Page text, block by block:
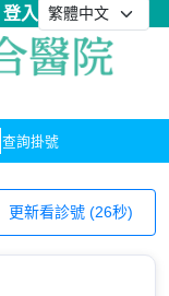
登入
查詢掛號
更新看診號 (26秒)